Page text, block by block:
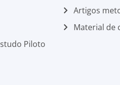
Piloto
Artigos
Material de